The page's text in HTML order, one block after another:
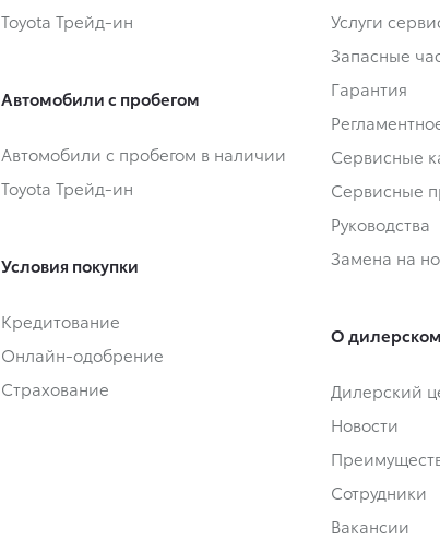
Toyota Трейд-ин
Автомобили с пробегом
Автомобили с пробегом в наличии
Toyota Трейд-ин
Условия покупки
Кредитование
Онлайн-одобрение
Страхование
Услуги
Запасные
Гарантия
Сервисные
Сервисные
Руководства
Замена на
О
Дилерский
Новости
Сотрудники
Вакансии